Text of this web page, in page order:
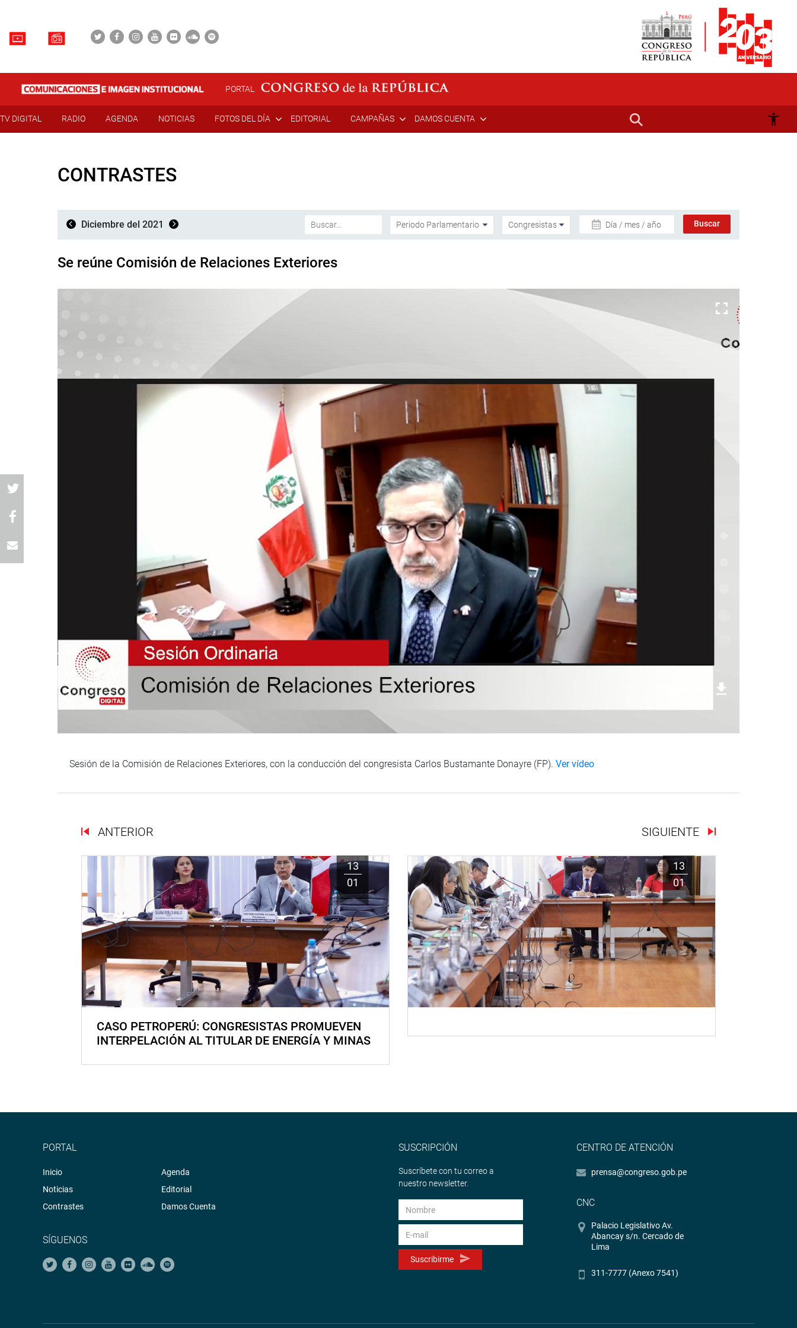
PORTAL
TV DIGITAL RADIO AGENDA NOTICIAS FOTOS DEL DÍA EDITORIAL CAMPAÑAS DAMOS CUENTA
CONTRASTES
Diciembre del 2021 Día / mes / año
Se reúne Comisión de Relaciones Exteriores
Sesión de la Comisión de Relaciones Exteriores, con la conducción del congresista Carlos Bustamante Donayre (FP). Ver vídeo
ANTERIOR SIGUIENTE
13
01
CASO PETROPERÚ: CONGRESISTAS PROMUEVEN
INTERPELACIÓN AL TITULAR DE ENERGÍA Y MINAS
13
01
PORTAL
Inicio
Noticias
Contrastes
Agenda
Editorial
Damos Cuenta
SÍGUENOS
SUSCRIPCIÓN
Suscríbete con tu correo a
nuestro newsletter.
Suscribirme
CENTRO DE ATENCIÓN
prensa@congreso.gob.pe
CNC
Palacio Legislativo Av.
Abancay s/n. Cercado de
Lima
311-7777 (Anexo 7541)